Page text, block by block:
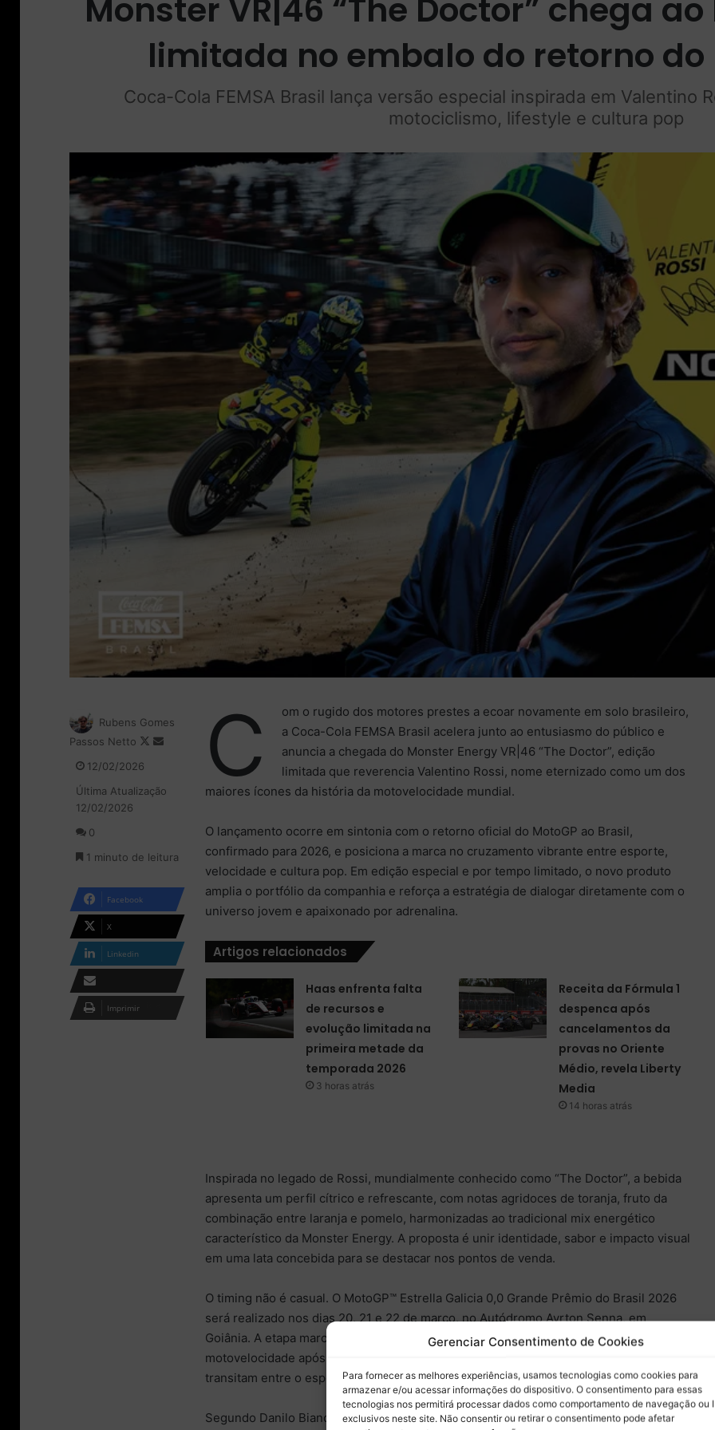
Gerenciar Consentimento de Cookies
Para fornecer as melhores experiências, usamos tecnologias como cookies para
armazenar e/ou acessar informações do dispositivo. O consentimento para essas
tecnologias nos permitirá processar dados como comportamento de navegação ou
exclusivos neste site. Não consentir ou retirar o consentimento pode afetar
Monster VR|46 “The Doctor” chega
limitada no embalo do retorno do
Coca-Cola FEMSA Brasil lança versão especial inspirada em Valentino
motociclismo, lifestyle e cultura pop
C
om o rugido dos motores prestes a ecoar novamente em solo brasileiro,
a Coca-Cola FEMSA Brasil acelera junto ao entusiasmo do público e
anuncia a chegada do Monster Energy VR|46 “The Doctor”, edição
limitada que reverencia Valentino Rossi, nome eternizado como um dos
maiores ícones da história da motovelocidade mundial.
O lançamento ocorre em sintonia com o retorno oficial do MotoGP ao Brasil,
confirmado para 2026, e posiciona a marca no cruzamento vibrante entre esporte,
velocidade e cultura pop. Em edição especial e por tempo limitado, o novo produto
amplia o portfólio da companhia e reforça a estratégia de dialogar diretamente com o
universo jovem e apaixonado por adrenalina.
Artigos relacionados
Haas enfrenta falta
de recursos e
evolução limitada na
primeira metade da
temporada 2026
3 horas atrás
Receita da Fórmula 1
despenca após
cancelamentos da
provas no Oriente
Médio, revela Liberty
Media
14 horas atrás
Inspirada no legado de Rossi, mundialmente conhecido como “The Doctor”, a bebida
apresenta um perfil cítrico e refrescante, com notas agridoces de toranja, fruto da
combinação entre laranja e pomelo, harmonizadas ao tradicional mix energético
característico da Monster Energy. A proposta é unir identidade, sabor e impacto visual
em uma lata concebida para se destacar nos pontos de venda.
O timing não é casual. O MotoGP™ Estrella Galicia 0,0 Grande Prêmio do Brasil 2026
será realizado nos dias 20, 21 e 22 de março, no Autódromo Ayrton Senna, em
Goiânia. A etapa marca o reencontro do país com o principal campeonato mundial da
motovelocidade após anos de ausência, um momento estratégico para marcas que
transitam entre o esporte de alta performance, o lifestyle e o consumo jovem.
Segundo Danilo Biancalana, Gerente de Marketing da Coca-Cola FEMSA Brasil, a
Rubens Gomes
Passos Netto
F
l
n
d
e
a
l
12/02/2026
Última Atualização
12/02/2026
0
1 minuto de leitura
Facebook
X
Linkedin
Compartilhar via e-
mail
Imprimir